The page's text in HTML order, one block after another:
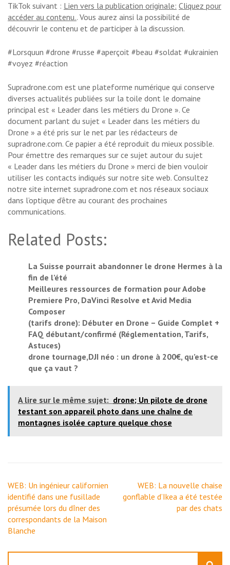
TikTok suivant : Lien vers la publication originale: Cliquez pour
accéder au contenu.. Vous aurez ainsi la possibilité de
découvrir le contenu et de participer à la discussion.
#Lorsquun #drone #russe #aperçoit #beau #soldat #ukrainien
#voyez #réaction
Supradrone.com est une plateforme numérique qui conserve
diverses actualités publiées sur la toile dont le domaine
principal est « Leader dans les métiers du Drone ». Ce
document parlant du sujet « Leader dans les métiers du
Drone » a été pris sur le net par les rédacteurs de
supradrone.com. Ce papier a été reproduit du mieux possible.
Pour émettre des remarques sur ce sujet autour du sujet
« Leader dans les métiers du Drone » merci de bien vouloir
utiliser les contacts indiqués sur notre site web. Consultez
notre site internet supradrone.com et nos réseaux sociaux
dans l’optique d’être au courant des prochaines
communications.
Related Posts:
La Suisse pourrait abandonner le drone Hermes à la
fin de l’été
Meilleures ressources de formation pour Adobe
Premiere Pro, DaVinci Resolve et Avid Media
Composer
(tarifs drone): Débuter en Drone – Guide Complet +
FAQ débutant/confirmé (Réglementation, Tarifs,
Astuces)
drone tournage,DJI néo : un drone à 200€, qu’est-ce
que ça vaut ?
A lire sur le même sujet: drone; Un pilote de drone
testant son appareil photo dans une chaîne de
montagnes isolée capture quelque chose
Navigation
de
l’article
WEB: Un ingénieur californien
identifié dans une fusillade
présumée lors du dîner des
correspondants de la Maison
Blanche
WEB: La nouvelle chaise
gonflable d’Ikea ​​a été testée
par des chats